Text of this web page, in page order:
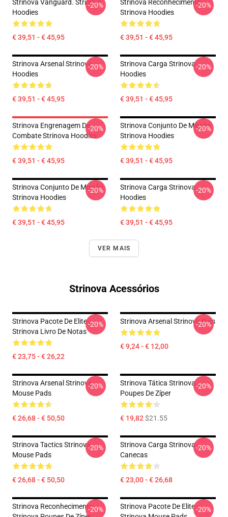
Strinova Vanguard. Strinova
Hoodies
€ 39,51 - € 45,95
-20%
Strinova Reconhecimento
Strinova Hoodies
€ 39,51 - € 45,95
-20%
Strinova Arsenal Strinova
Hoodies
€ 39,51 - € 45,95
-20%
Strinova Carga Strinova
Hoodies
€ 39,51 - € 45,95
-20%
Strinova Engrenagem De
Combate Strinova Hoodies
€ 39,51 - € 45,95
-20%
Strinova Conjunto De Missão
Strinova Hoodies
€ 39,51 - € 45,95
-20%
Strinova Conjunto De Missão
Strinova Hoodies
€ 39,51 - € 45,95
-20%
Strinova Carga Strinova
Hoodies
€ 39,51 - € 45,95
-20%
VER MAIS
Strinova Acessórios
Strinova Pacote De Elite
Strinova Livro De Notas
€ 23,75 - € 26,22
-20% Strinova Arsenal Strinova Pins
€ 9,24 - € 12,00
-20%
Strinova Arsenal Strinova
Mouse Pads
€ 26,68 - € 50,50
-20%
Strinova Tática Strinova
Poupes De Zíper
€ 19,82$21.55
-20%
Strinova Tactics Strinova
Mouse Pads
€ 26,68 - € 50,50
-20%
Strinova Carga Strinova
Canecas
€ 23,00 - € 26,68
-20%
Strinova Reconhecimento-20%
Strinova Pacote De Elite-20%